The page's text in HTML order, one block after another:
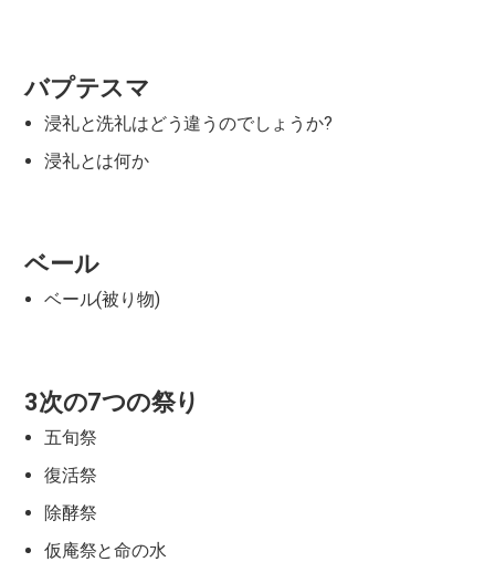
バプテスマ
浸礼と洗礼はどう違うのでしょうか?
浸礼とは何か
ベール
ベール(被り物)
3次の7つの祭り
五旬祭
復活祭
除酵祭
仮庵祭と命の水